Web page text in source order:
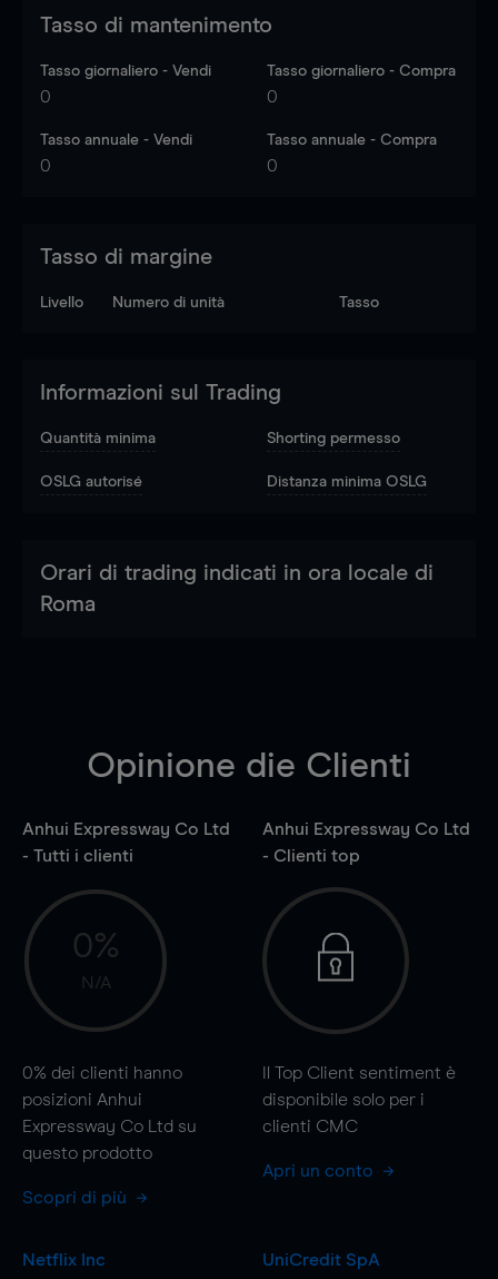
Tasso di mantenimento
Tasso giornaliero - Vendi
0
Tasso giornaliero - Compra
0
Tasso annuale - Vendi
0
Tasso annuale - Compra
0
Tasso di margine
Livello Numero di unità Tasso
Informazioni sul Trading
Quantità minima Shorting permesso
OSLG autorisé Distanza minima OSLG
Orari di trading indicati in ora locale di
Roma
Opinione die Clienti
Anhui Expressway Co Ltd
- Tutti i clienti
0%
N/A
0% dei clienti hanno
posizioni Anhui
Expressway Co Ltd su
questo prodotto
Scopri di più
Anhui Expressway Co Ltd
- Clienti top
Il Top Client sentiment è
disponibile solo per i
clienti CMC
Apri un conto
Netflix Inc
UniCredit SpA